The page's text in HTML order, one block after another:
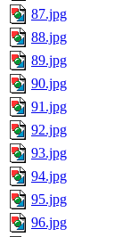
87.jpg
88.jpg
89.jpg
90.jpg
91.jpg
92.jpg
93.jpg
94.jpg
95.jpg
96.jpg